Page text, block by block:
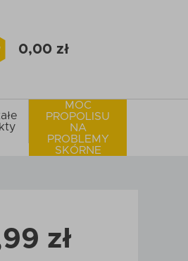
0,00 zł
MOC
PROPOLISU
NA
PROBLEMY
SKÓRNE
zł